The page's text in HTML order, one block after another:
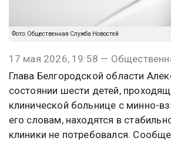
Фото: Общественная Служба Новостей
17 мая 2026, 19:58 —
Глава Белгородской области
состоянии шести детей,
клинической больнице с минно-
его словам, находятся в
клиники не потребовался.